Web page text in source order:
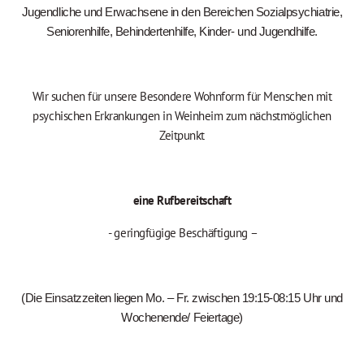
Jugendliche und Erwachsene in den Bereichen Sozialpsychiatrie,
Seniorenhilfe, Behindertenhilfe, Kinder- und Jugendhilfe.
Wir suchen für unsere Besondere Wohnform für Menschen mit
psychischen Erkrankungen in Weinheim zum nächstmöglichen
Zeitpunkt
eine Rufbereitschaft
- geringfügige Beschäftigung –
(Die Einsatzzeiten liegen Mo. – Fr. zwischen 19:15-08:15 Uhr und
Wochenende/ Feiertage)